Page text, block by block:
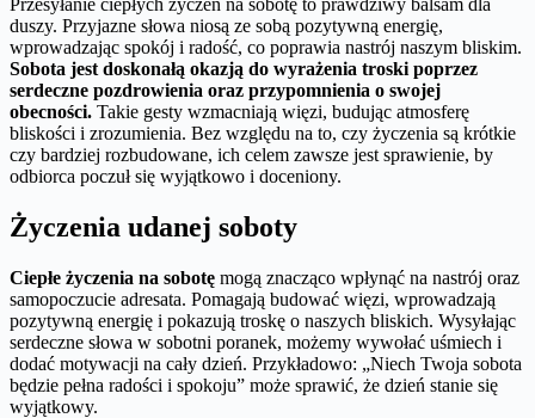
Przesyłanie ciepłych życzeń na sobotę to prawdziwy balsam dla
duszy. Przyjazne słowa niosą ze sobą pozytywną energię,
wprowadzając spokój i radość, co poprawia nastrój naszym bliskim.
Sobota jest doskonałą okazją do wyrażenia troski poprzez
serdeczne pozdrowienia oraz przypomnienia o swojej
obecności. Takie gesty wzmacniają więzi, budując atmosferę
bliskości i zrozumienia. Bez względu na to, czy życzenia są krótkie
czy bardziej rozbudowane, ich celem zawsze jest sprawienie, by
odbiorca poczuł się wyjątkowo i doceniony.
Życzenia udanej soboty
Ciepłe życzenia na sobotę mogą znacząco wpłynąć na nastrój oraz
samopoczucie adresata. Pomagają budować więzi, wprowadzają
pozytywną energię i pokazują troskę o naszych bliskich. Wysyłając
serdeczne słowa w sobotni poranek, możemy wywołać uśmiech i
dodać motywacji na cały dzień. Przykładowo: „Niech Twoja sobota
będzie pełna radości i spokoju” może sprawić, że dzień stanie się
wyjątkowy.